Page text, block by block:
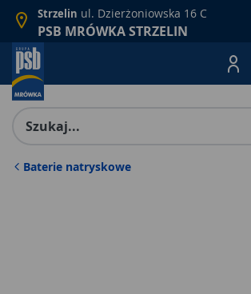
Strzelin ul. Dzierżoniowska 16 C
PSB MRÓWKA STRZELIN
Menu
Baterie natryskowe